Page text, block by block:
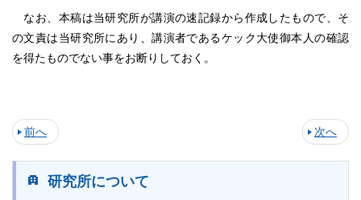
なお、本稿は当研究所が講演の速記録から作成したもので、そ
の文責は当研究所にあり、講演者であるケック大使御本人の確認
を得たものでない事をお断りしておく。
前へ 次へ
研究所について